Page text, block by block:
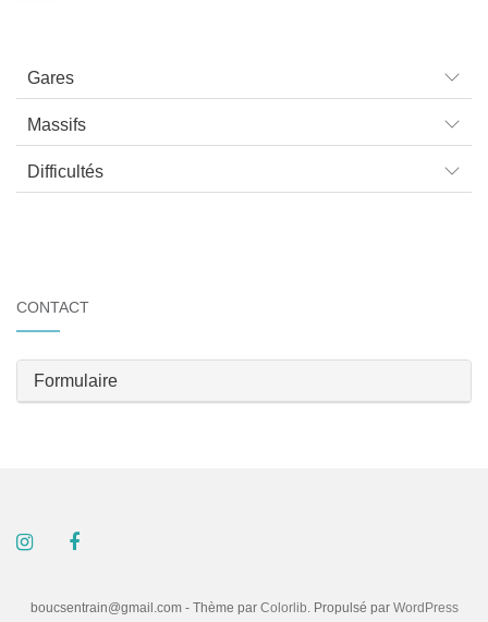
Gares
Massifs
Difficultés
CONTACT
Formulaire
boucsentrain@gmail.com - Thème par Colorlib. Propulsé par WordPress